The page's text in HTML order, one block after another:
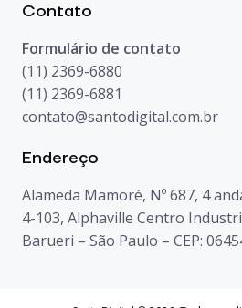
Contato
Formulário de contato
(11) 2369-6880
(11) 2369-6881
contato@santodigital.com.br
Endereço
Alameda Mamoré, Nº 687, 4
4-103, Alphaville Centro
Barueri – São Paulo – CEP: